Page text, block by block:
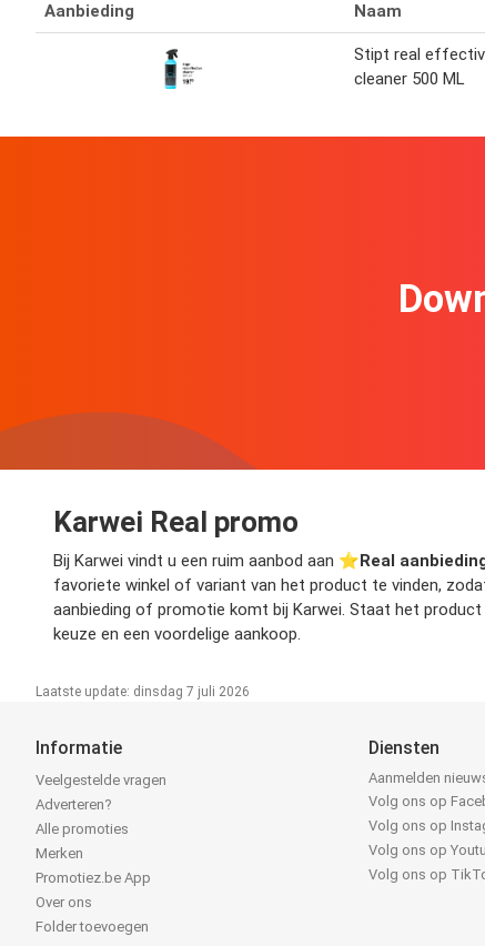
Aanbieding Naam
Stipt real
cleaner 500 ML
Karwei Real promo
Bij Karwei vindt u een ruim aanbod aan ⭐️Real
favoriete winkel of variant van het product te vinden,
aanbieding of promotie komt bij Karwei. Staat het
keuze en een voordelige aankoop.
Laatste update: dinsdag 7 juli 2026
Informatie
Veelgestelde vragen
Adverteren?
Alle promoties
Merken
Promotiez.be App
Over ons
Folder toevoegen
Diensten
Aanmelden
Volg ons op
Volg ons op
Volg ons op
Volg ons op